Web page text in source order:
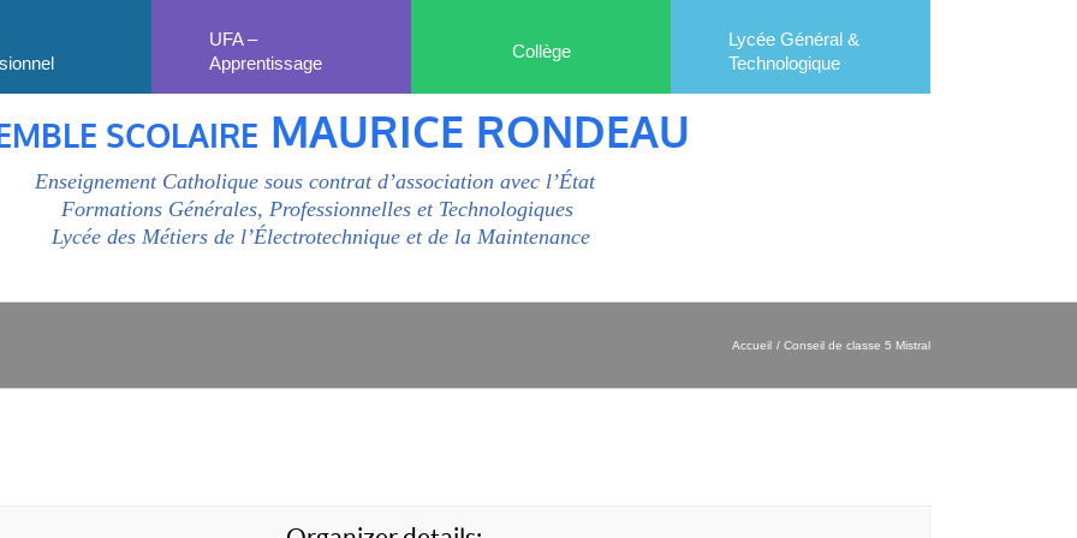
UFA –
Apprentissage
Collège
Lycée Général &
Technologique
SCOLAIRE MAURICE RONDEAU
Enseignement Catholique sous contrat d’association avec l’État
Formations Générales, Professionnelles et Technologiques
Lycée des Métiers de l’Électrotechnique et de la Maintenance
Accueil Conseil de classe 5 Mistral